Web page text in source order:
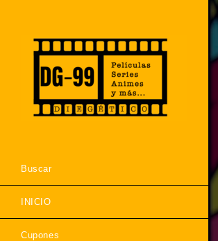
Buscar
INICIO
Cupones